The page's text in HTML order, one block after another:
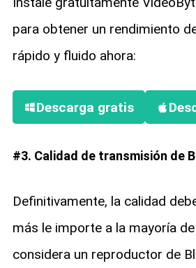
para obtener un rendimiento
rápido y fluido ahora:
Descarga gratis
#3. Calidad de transmisión de
Definitivamente, la calidad
más le importe a la mayoría
considera un reproductor de